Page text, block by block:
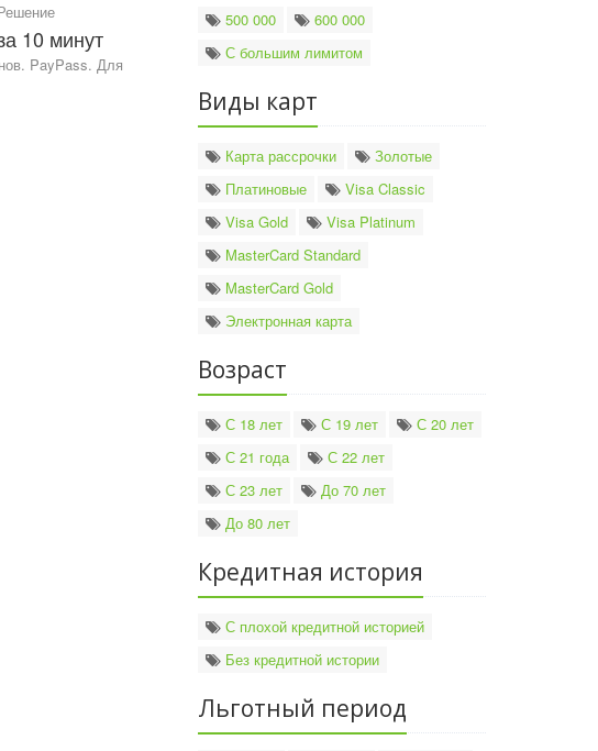
10 минут
PayPass. Для
500 000
600 000
С большим лимитом
Виды карт
Карта рассрочки
Золотые
Платиновые
Visa Classic
Visa Gold
Visa Platinum
MasterCard Standard
MasterCard Gold
Электронная карта
Возраст
С 18 лет С 19 лет
С 20 лет
С 21 года
С 22 лет
С 23 лет
До 70 лет
До 80 лет
Кредитная история
С плохой кредитной историей
Без кредитной истории
Льготный период